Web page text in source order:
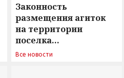
Законность
размещения агиток
на территории
поселка
Новосергиевка
Все новости